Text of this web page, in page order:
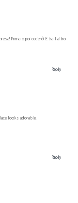
Prima o poi cederó! E tra l altro
Reply
looks adorable.
Reply